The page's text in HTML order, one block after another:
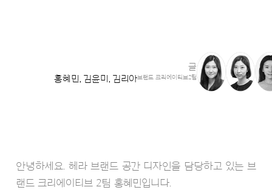
글
홍혜민, 김윤미, 김리아브랜드 크리에이티브2팀
안녕하세요. 헤라 브랜드 공간 디자인을 담당하고 있는 브
랜드 크리에이티브 2팀 홍혜민입니다.